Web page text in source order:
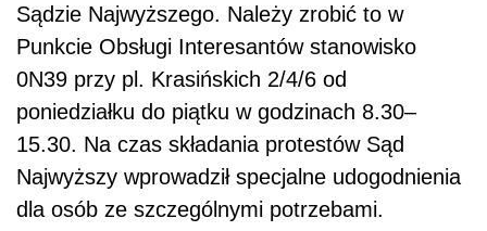
Sądzie Najwyższego. Należy zrobić to w
Punkcie Obsługi Interesantów stanowisko
0N39 przy pl. Krasińskich 2/4/6 od
poniedziałku do piątku w godzinach 8.30–
15.30. Na czas składania protestów Sąd
Najwyższy wprowadził specjalne udogodnienia
dla osób ze szczególnymi potrzebami.